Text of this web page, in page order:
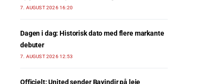
7. AUGUST 2026 16:20
Dagen i dag: Historisk dato med flere markante
debuter
7. AUGUST 2026 12:53
Officielt: United sender Bayindir på leje